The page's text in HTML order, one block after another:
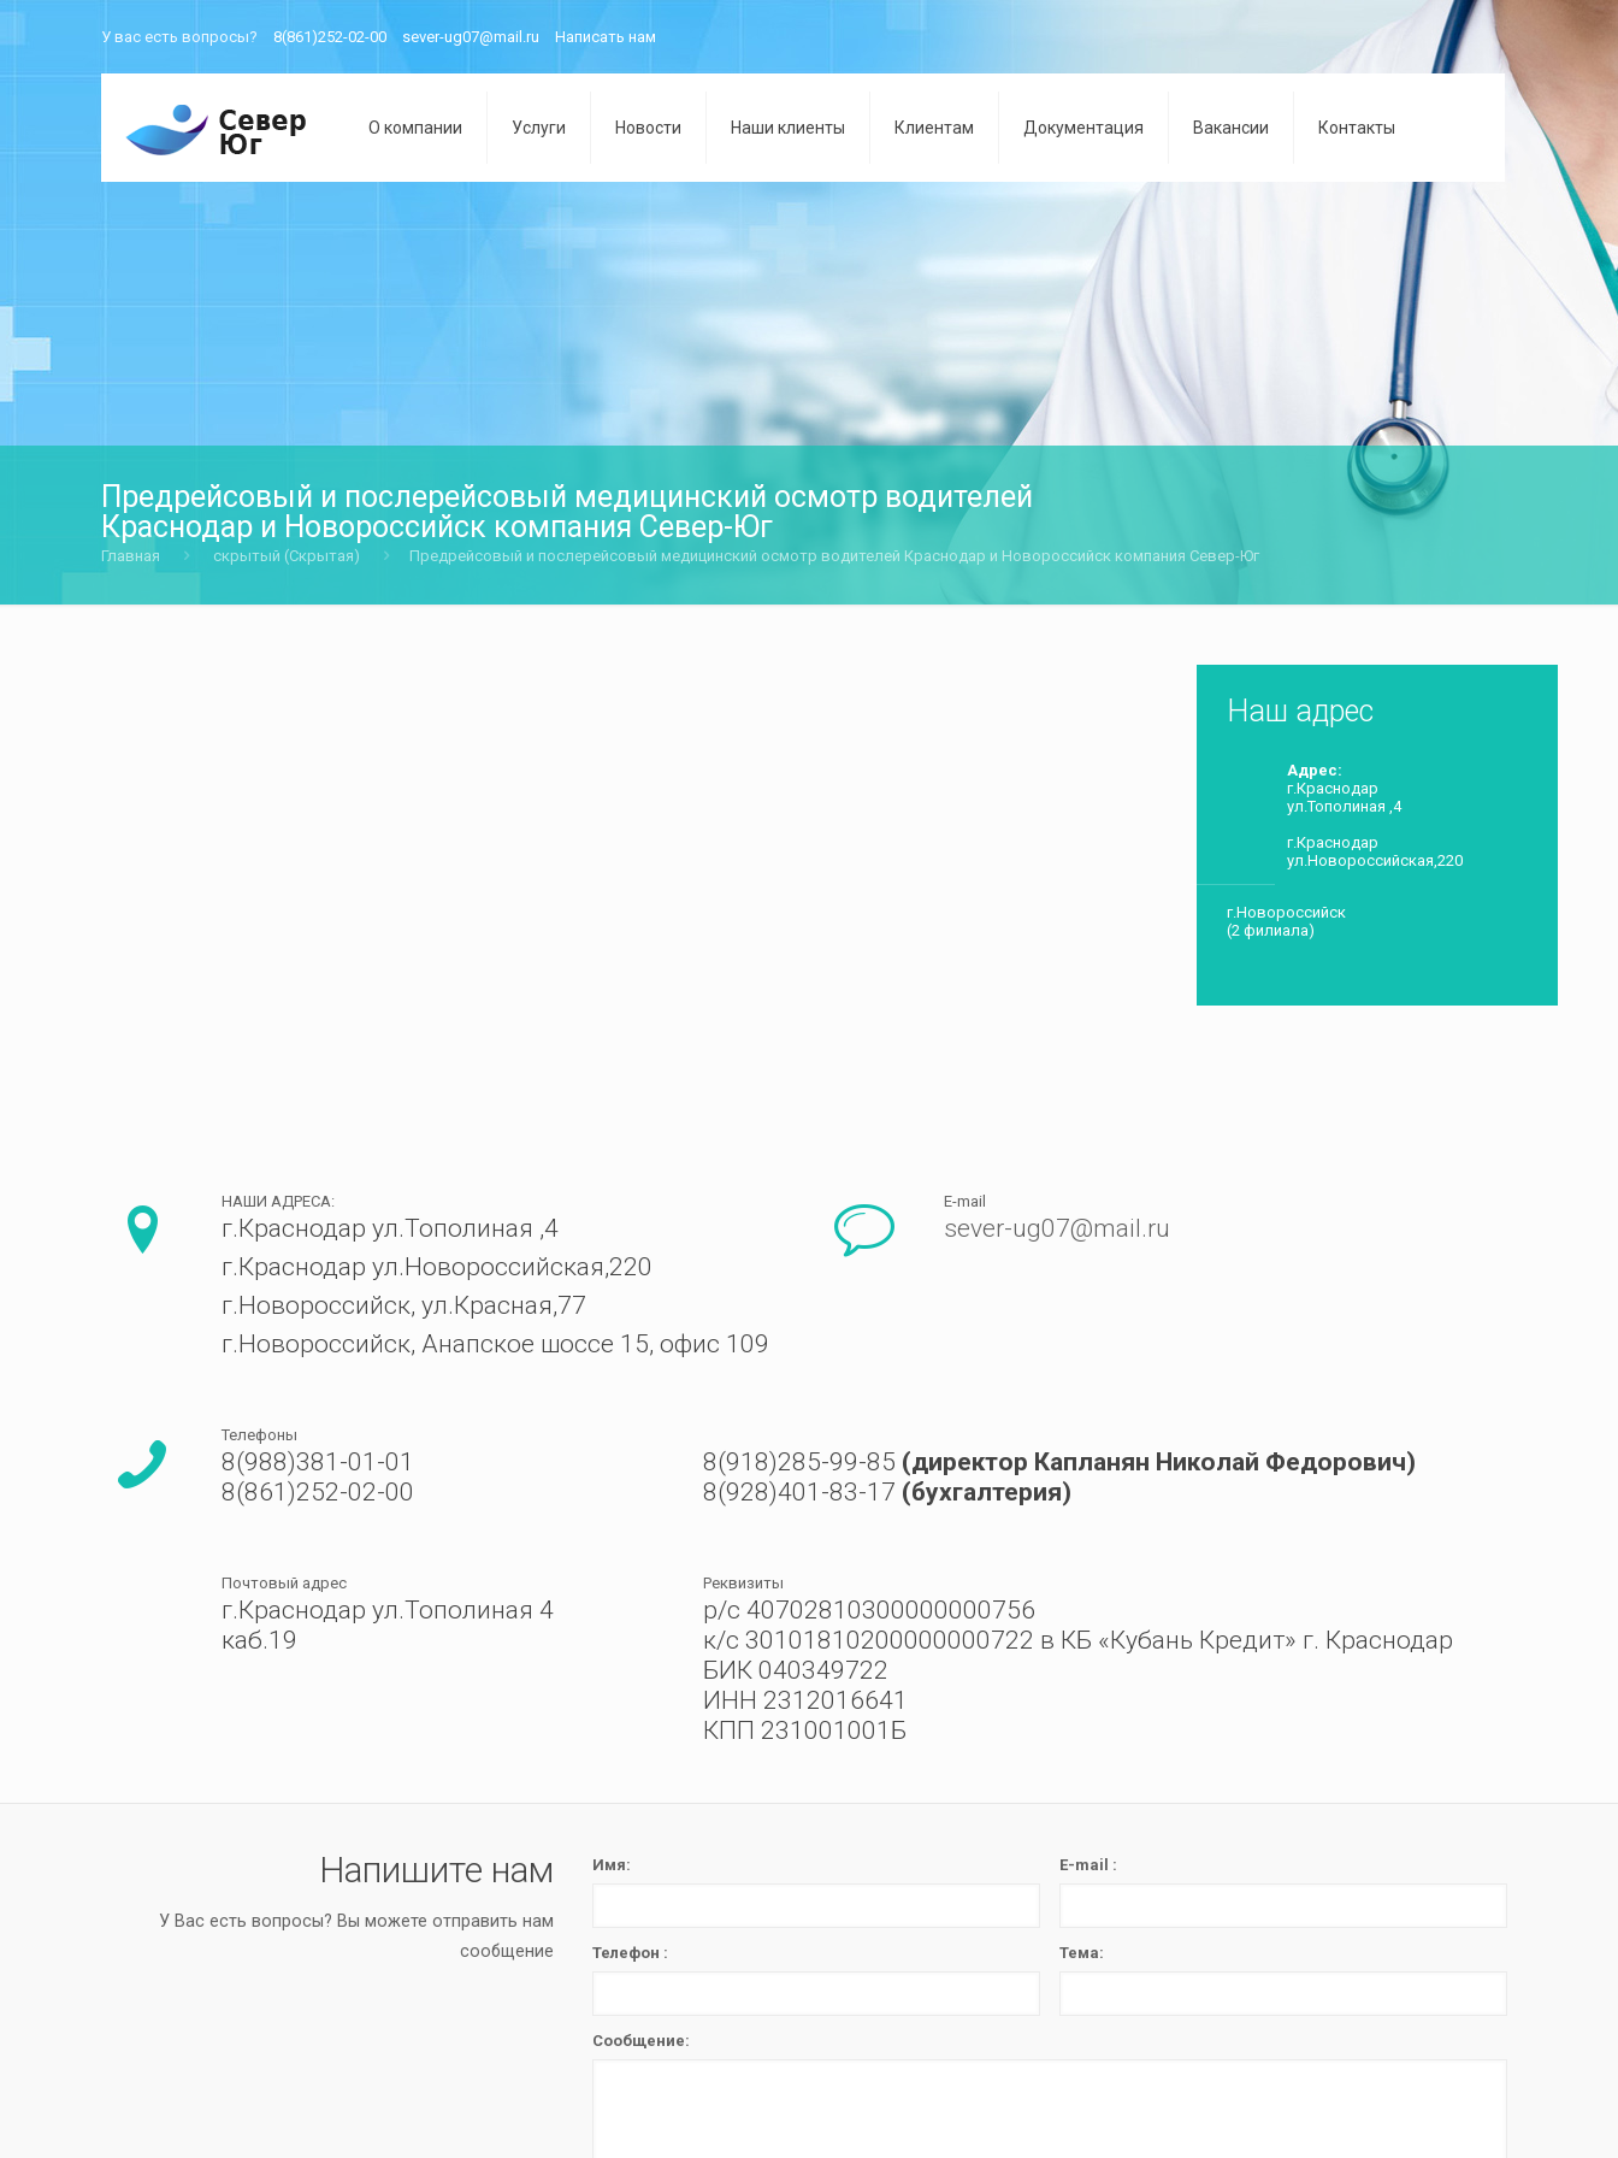
У вас есть вопросы? 8(861)252-02-00 sever-ug07@mail.ru Написать нам
О компании Услуги Новости Наши клиенты Клиентам Документация Вакансии Контакты
Предрейсовый и послерейсовый медицинский осмотр водителей
Краснодар и Новороссийск компания Север-Юг
Главная скрытый (Скрытая) Предрейсовый и послерейсовый медицинский осмотр водителей Краснодар и Новороссийск компания Север-Юг
Наш адрес
Адрес:
г.Краснодар
ул.Тополиная ,4
г.Краснодар
ул.Новороссийская,220
г.Новороссийск
(2 филиала)
НАШИ АДРЕСА:
г.Краснодар ул.Тополиная ,4
г.Краснодар ул.Новороссийская,220
г.Новороссийск, ул.Красная,77
г.Новороссийск, Анапское шоссе 15, офис 109
E-mail
sever-ug07@mail.ru
Телефоны
8(988)381-01-01
8(861)252-02-00
8(918)285-99-85 (директор Капланян Николай Федорович)
8(928)401-83-17 (бухгалтерия)
Почтовый адрес
г.Краснодар ул.Тополиная 4
каб.19
Реквизиты
р/с 40702810300000000756
к/с 30101810200000000722 в КБ «Кубань Кредит» г. Краснодар
БИК 040349722
ИНН 2312016641
КПП 231001001Б
Напишите нам
У Вас есть вопросы? Вы можете отправить нам
сообщение
Имя: E-mail :
Телефон : Тема:
Сообщение: